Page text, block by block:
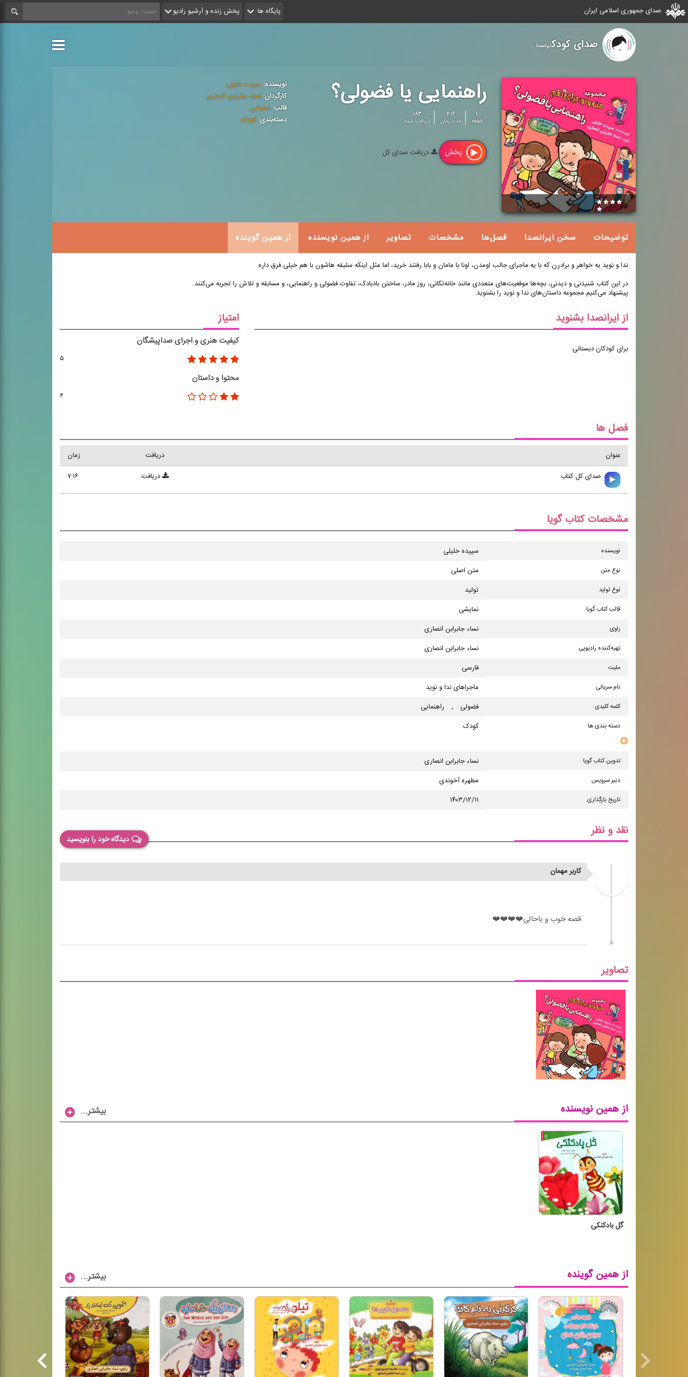
صدای جمهوری اسلامی ایران پایگاه ها پخش زنده و آرشیو رادیو
صدای کودکایرانصدا
راهنمایی یا فضولی؟
۱
قطعه
۷:۱۶
مدت زمان
۱۸۳
دریافت شده
پخش دریافت صدای کل
نویسنده:سپیده خلیلی
کارگردان: نساء جابرابن انصاری
قالب: نمایشی
دسته‌بندی: کودک
توضیحات سخن ایرانصدا فصل‌ها مشخصات تصاویر از همین نویسنده از همین گوینده
ندا و نوید یه خواهر و برادرن که با یه ماجرای جالب اومدن، اونا با مامان و بابا رفتند خرید، اما مثل اینکه سلیقه هاشون با هم خیلی فرق داره.
در این کتاب شنیدنی و دیدنی، بچه‌ها موقعیت‌های متعددی مانند خانه‌تکانی، روز مادر، ساختن بادبادک، تفاوت فضولی و راهنمایی، و مسابقه و تلاش را تجربه می‌کنند.
پیشنهاد می‌کنیم مجموعه‌‌‌ داستان‌های ندا و نوید را بشنوید.
از ایرانصدا بشنوید
برای کودکان دبستانی
امتیاز
کیفیت هنری و اجرای صداپیشگان
۵
محتوا و داستان
۲
فصل ها
عنوان زمان
دریافت
صدای کل کتاب
۷:۱۶ دریافت
مشخصات کتاب گویا
نویسنده سپیده خلیلی
نوع متن متن اصلی
نوع تولید تولید
قالب کتاب گویا نمایشی
راوی نساء جابرابن انصاری
تهیه‌کننده رادیویی نساء جابرابن انصاری
ملیت فارسی
نام سریالی ماجراهای ندا و نوید
کلمه کلیدی فضولی , راهنمایی
دسته بندی ها کودک
تدوین کتاب گویا نساء جابرابن انصاری
دبیر سرویس مطهره آخوندی
تاریخ بارگذاری ۱۴۰۳/۱۲/۱۱
دیدگاه خود را بنویسید
نقد و نظر
کاربر مهمان
تصاویر
از همین نویسنده ...بیشتر
گل بادکنکی
از همین گوینده ...بیشتر